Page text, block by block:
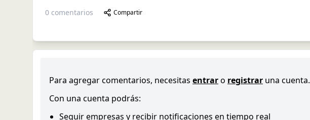
0 comentarios Compartir
Para agregar comentarios, necesitas entraro registrar una cuenta.
Con una cuenta podrás:
Seguir empresas y recibir notificaciones en tiempo real